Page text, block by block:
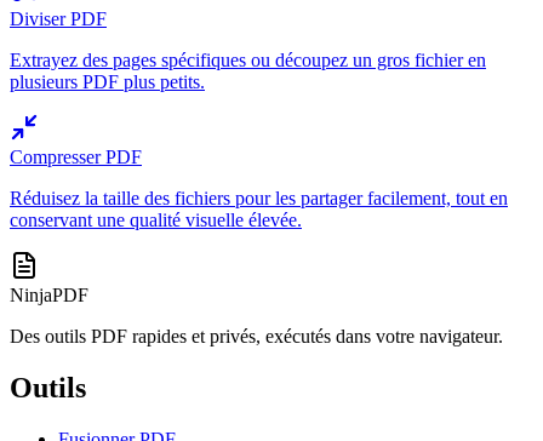
Diviser PDF
Extrayez des pages spécifiques ou découpez un gros fichier en
plusieurs PDF plus petits.
Compresser PDF
Réduisez la taille des fichiers pour les partager facilement, tout en
conservant une qualité visuelle élevée.
NinjaPDF
Des outils PDF rapides et privés, exécutés dans votre navigateur.
Outils